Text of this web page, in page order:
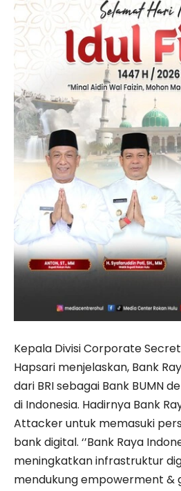
Kepala Divisi Corporate
Hapsari menjelaskan, Bank
dari BRI sebagai Bank BUMN
di Indonesia. Hadirnya Bank
Attacker untuk memasuki
bank digital. ‘’Bank Raya
meningkatkan infrastruktur
mendukung empowerment &